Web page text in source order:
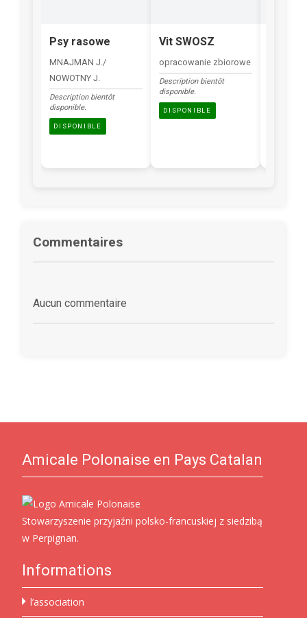
Psy rasowe
MNAJMAN J./
NOWOTNY J.
Description bientôt
disponible.
DISPONIBLE
Vit SWOSZ
opracowanie zbiorowe
Description bientôt
disponible.
DISPONIBLE
Commentaires
Aucun commentaire
Amicale Polonaise en Pays Catalan
Stowarzyszenie przyjaźni polsko-francuskiej z siedzibą
w Perpignan.
Informations
l’association